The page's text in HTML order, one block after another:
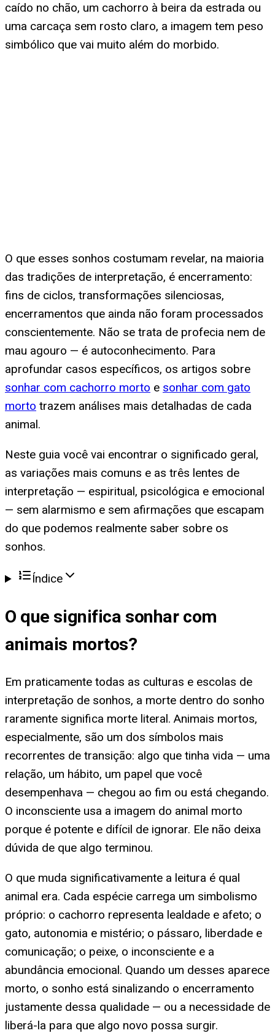
caído no chão, um cachorro à beira da estrada ou
uma carcaça sem rosto claro, a imagem tem peso
simbólico que vai muito além do morbido.
O que esses sonhos costumam revelar, na maioria
das tradições de interpretação, é encerramento:
fins de ciclos, transformações silenciosas,
encerramentos que ainda não foram processados
conscientemente. Não se trata de profecia nem de
mau agouro — é autoconhecimento. Para
aprofundar casos específicos, os artigos sobre
sonhar com cachorro morto e sonhar com gato
morto trazem análises mais detalhadas de cada
animal.
Neste guia você vai encontrar o significado geral,
as variações mais comuns e as três lentes de
interpretação — espiritual, psicológica e emocional
— sem alarmismo e sem afirmações que escapam
do que podemos realmente saber sobre os
sonhos.
Índice
O que significa sonhar com
animais mortos?
Em praticamente todas as culturas e escolas de
interpretação de sonhos, a morte dentro do sonho
raramente significa morte literal. Animais mortos,
especialmente, são um dos símbolos mais
recorrentes de transição: algo que tinha vida — uma
relação, um hábito, um papel que você
desempenhava — chegou ao fim ou está chegando.
O inconsciente usa a imagem do animal morto
porque é potente e difícil de ignorar. Ele não deixa
dúvida de que algo terminou.
O que muda significativamente a leitura é qual
animal era. Cada espécie carrega um simbolismo
próprio: o cachorro representa lealdade e afeto; o
gato, autonomia e mistério; o pássaro, liberdade e
comunicação; o peixe, o inconsciente e a
abundância emocional. Quando um desses aparece
morto, o sonho está sinalizando o encerramento
justamente dessa qualidade — ou a necessidade de
liberá-la para que algo novo possa surgir.